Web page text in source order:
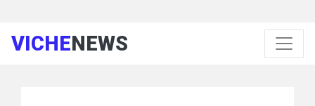
VICHENEWS